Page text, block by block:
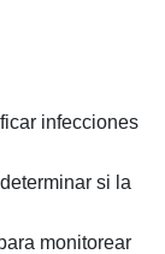
infecciones
si la
monitorear